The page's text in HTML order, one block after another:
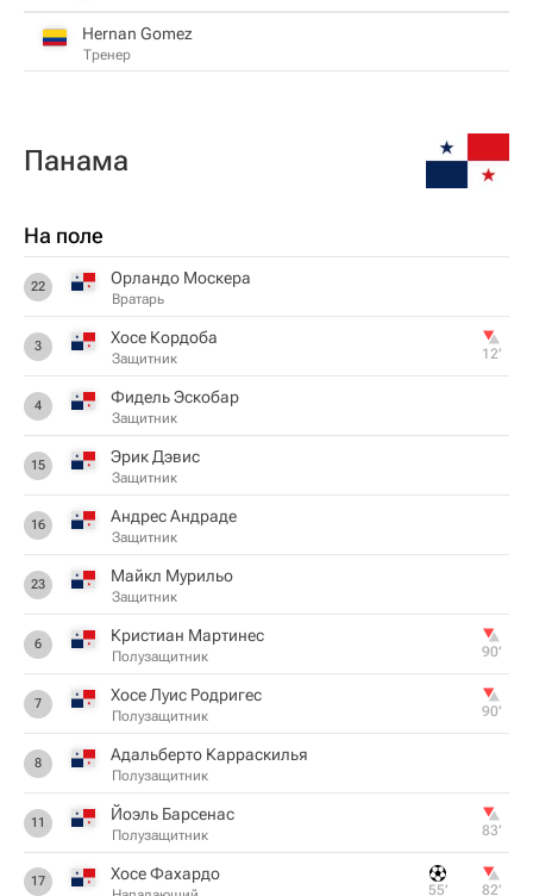
Hernan Gomez
Тренер
Панама
На поле
22 Орландо Москера
Вратарь
3 Хосе Кордоба
Защитник 12‎’‎
4 Фидель Эскобар
Защитник
15 Эрик Дэвис
Защитник
16 Андрес Андраде
Защитник
23 Майкл Мурильо
Защитник
6 Кристиан Мартинес
Полузащитник 90‎’‎
7 Хосе Луис Родригес
Полузащитник 90‎’‎
8 Адальберто Карраскилья
Полузащитник
11 Йоэль Барсенас
Полузащитник 83‎’‎
17 Хосе Фахардо
55‎’‎ 82‎’‎